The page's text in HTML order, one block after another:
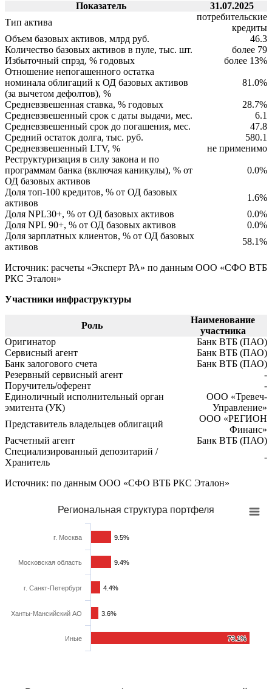
Показатель
31.07.2025
Тип актива
потребительские
кредиты
Объем базовых активов, млрд руб.
46.3
Количество базовых активов в пуле, тыс. шт.
более 79
Избыточный спрэд, % годовых
более 13%
Отношение непогашенного остатка
номинала облигаций к ОД базовых активов
(за вычетом дефолтов), %
81.0%
Средневзвешенная ставка, % годовых
28.7%
Средневзвешенный срок с даты выдачи, мес.
6.1
Средневзвешенный срок до погашения, мес.
47.8
Средний остаток долга, тыс. руб.
580.1
Средневзвешенный LTV, %
не применимо
Реструктуризация в силу закона и по
программам банка (включая каникулы), % от
ОД базовых активов
0.0%
Доля топ-100 кредитов, % от ОД базовых
активов
1.6%
Доля NPL30+, % от ОД базовых активов
0.0%
Доля NPL 90+, % от ОД базовых активов
0.0%
Доля зарплатных клиентов, % от ОД базовых
активов
58.1%
Источник: расчеты «Эксперт РА» по данным ООО «СФО ВТБ
РКС Эталон»
Участники инфраструктуры
Роль
Наименование
участника
Оригинатор
Банк ВТБ (ПАО)
Сервисный агент
Банк ВТБ (ПАО)
Банк залогового счета
Банк ВТБ (ПАО)
Резервный сервисный агент
-
Поручитель/оферент
-
Единоличный исполнительный орган
эмитента (УК)
ООО «Тревеч-
Управление»
Представитель владельцев облигаций
ООО «РЕГИОН
Финанс»
Расчетный агент
Банк ВТБ (ПАО)
Специализированный депозитарий /
Хранитель
-
Источник: по данным ООО «СФО ВТБ РКС Эталон»
Региональная структура портфеля
9.5%
9.5%
9.4%
9.4%
4.4%
4.4%
3.6%
3.6%
73.1%
73.1%
г. Москва
Московская область
г. Санкт-Петербург
Ханты-Мансийский АО
Иные